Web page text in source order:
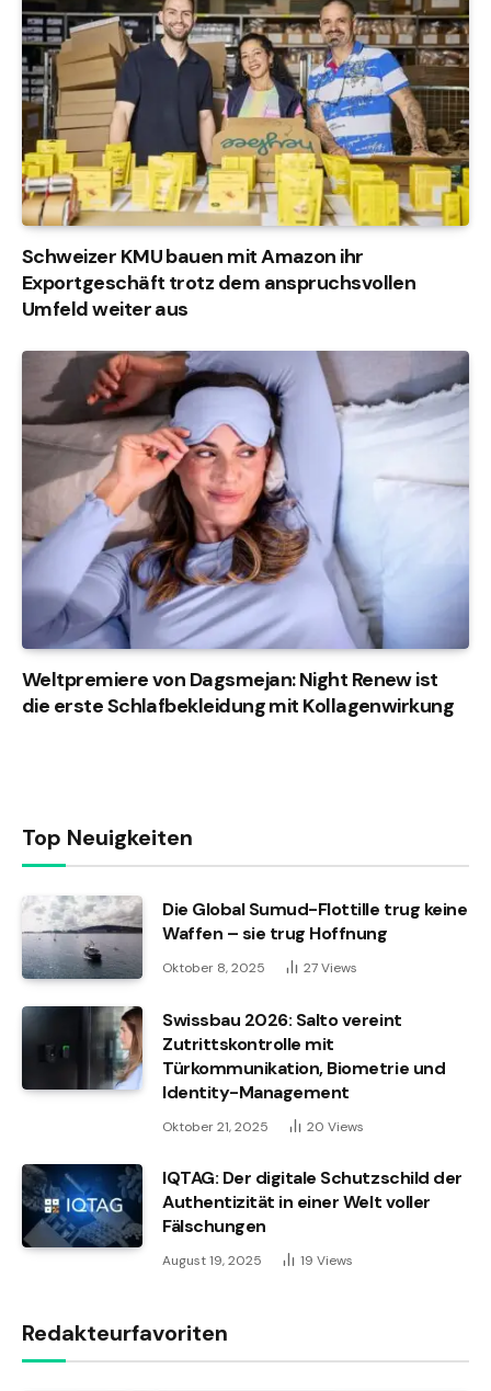
Schweizer KMU bauen mit Amazon ihr
Exportgeschäft trotz dem anspruchsvollen
Umfeld weiter aus
Weltpremiere von Dagsmejan: Night Renew ist
die erste Schlafbekleidung mit Kollagenwirkung
Top Neuigkeiten
Die Global Sumud-Flottille trug keine
Waffen – sie trug Hoffnung
Oktober 8, 2025 27Views
Swissbau 2026: Salto vereint
Zutrittskontrolle mit
Türkommunikation, Biometrie und
Identity-Management
Oktober 21, 2025 20 Views
IQTAG: Der digitale Schutzschild der
Authentizität in einer Welt voller
Fälschungen
August 19, 2025 19 Views
Redakteurfavoriten